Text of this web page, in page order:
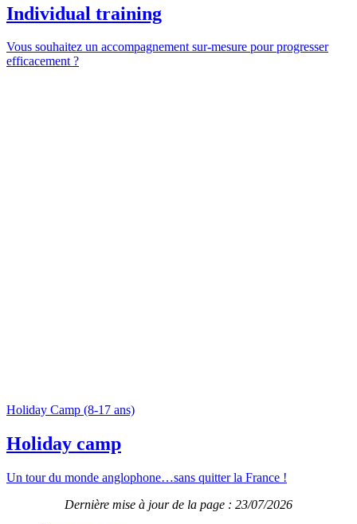
Individual training
Vous souhaitez un accompagnement sur-mesure pour progresser
efficacement ?
Holiday Camp (8-17 ans)
Holiday camp
Un tour du monde anglophone…sans quitter la France !
Dernière mise à jour de la page : 23/07/2026